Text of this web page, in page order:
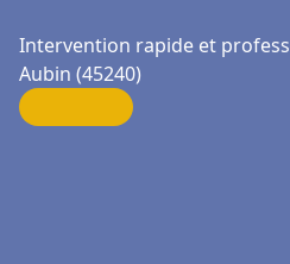
Intervention rapide et
Aubin (45240)